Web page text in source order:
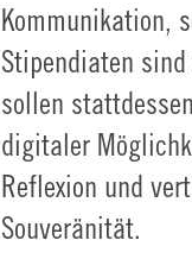
Kommunikation,
Stipendiaten
sollen
digitaler
Reflexion und
Souveränität.